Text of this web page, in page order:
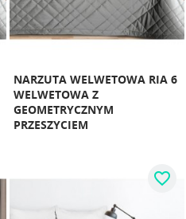
NARZUTA WELWETOWA RIA 6
WELWETOWA Z
GEOMETRYCZNYM
PRZESZYCIEM
favorite_border